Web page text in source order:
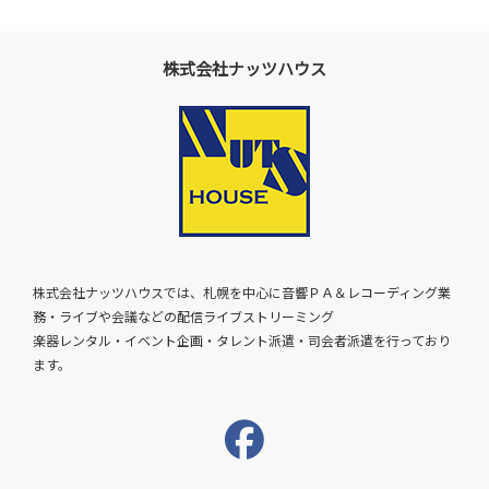
株式会社ナッツハウス
株式会社ナッツハウスでは、札幌を中心に音響ＰＡ＆レコーディング業
務・ライブや会議などの配信ライブストリーミング
楽器レンタル・イベント企画・タレント派遣・司会者派遣を行っており
ます。